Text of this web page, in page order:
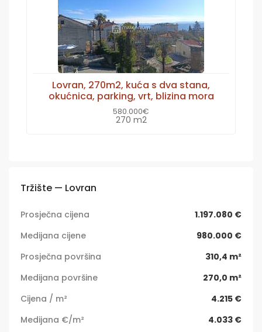
Lovran, 270m2, kuća s dva stana,
okućnica, parking, vrt, blizina mora
580.000€
270 m2
Tržište — Lovran
Prosječna cijena
1.197.080 €
Medijana cijene
980.000 €
Prosječna površina
310,4 m²
Medijana površine
270,0 m²
Cijena / m²
4.215 €
Medijana €/m²
4.033 €